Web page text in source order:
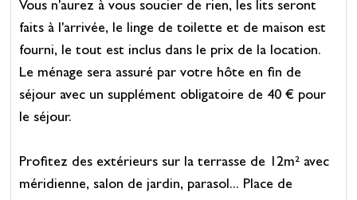
Vous n'aurez à vous soucier de rien, les lits seront
faits à l'arrivée, le linge de toilette et de maison est
fourni, le tout est inclus dans le prix de la location.
Le ménage sera assuré par votre hôte en fin de
séjour avec un supplément obligatoire de 40 € pour
le séjour.
Profitez des extérieurs sur la terrasse de 12m² avec
méridienne, salon de jardin, parasol... Place de